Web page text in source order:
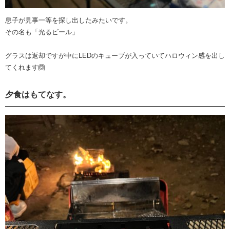
息子が見事一等を探し出したみたいです。
その名も「光るビール」
グラスは返却ですが中にLEDのキューブが入っていてハロウィン感を出し
てくれます🙆
夕食はもてなす。